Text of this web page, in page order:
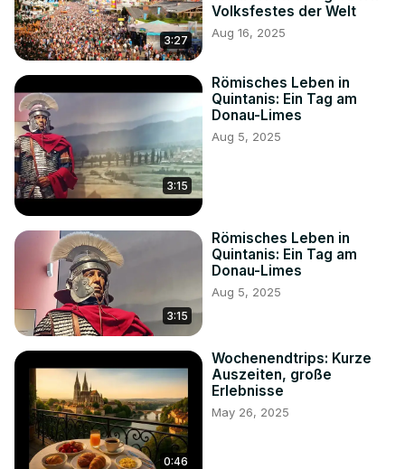
3:27
Volksfestes der Welt
Aug 16, 2025
3:15
Römisches Leben in
Quintanis: Ein Tag am
Donau-Limes
Aug 5, 2025
3:15
Römisches Leben in
Quintanis: Ein Tag am
Donau-Limes
Aug 5, 2025
0:46
Wochenendtrips: Kurze
Auszeiten, große
Erlebnisse
May 26, 2025